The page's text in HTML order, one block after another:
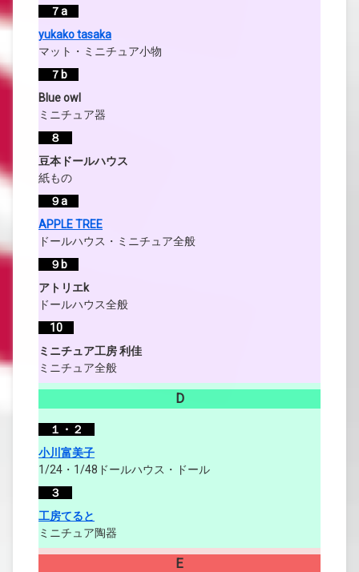
７a
yukako tasaka
マット・ミニチュア小物
７b
Blue owl
ミニチュア器
８
豆本ドールハウス
紙もの
９a
APPLE TREE
ドールハウス・ミニチュア全般
９b
アトリエk
ドールハウス全般
10
ミニチュア工房 利佳
ミニチュア全般
D
１・２
小川富美子
1/24・1/48ドールハウス・ドール
３
工房てると
ミニチュア陶器
E